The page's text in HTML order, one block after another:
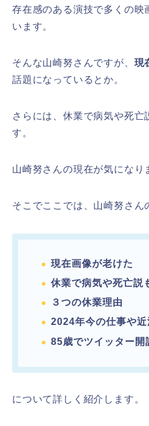
存在感のある演技で多くの映
います。
そんな山崎努さんですが、 現
話題になっているとか。
さらには、休業で病気や死亡
す。
山崎努さんの現在が気になり
そこでここでは、山崎努さん
現在画像が老けた
休業で病気や死亡説
３つの休業理由
2024年今の仕事や近
85歳でツイッター開
について詳しく紹介します。